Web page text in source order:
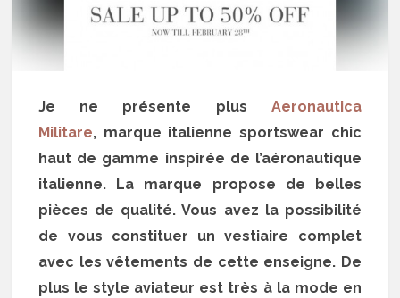
Je ne présente plus Aeronautica
Militare, marque italienne sportswear chic
haut de gamme inspirée de l’aéronautique
italienne. La marque propose de belles
pièces de qualité. Vous avez la possibilité
de vous constituer un vestiaire complet
avec les vêtements de cette enseigne. De
plus le style aviateur est très à la mode en